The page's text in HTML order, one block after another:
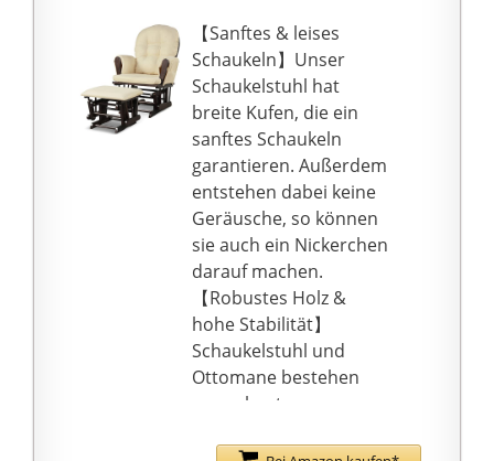
SIMPLER STUHL: Durch
die stilvolle Grau-Weiß-
Farbkombination fügt
sich dieser
Schaukelstuhl perfekt in
Ihre Räume ein. Stellen
Sie ihn ins
Wohnzimmer, um
komfortabel
fernzusehen; auf den
Balkon, um die frische
Luft in vollen Zügen zu
genießen; ins
Babyzimmer, um Ihr
Baby in den Schlaf zu
IHRE BEDÜRFNISSE
【Sanftes & leises
Schaukeln】Unser
Schaukelstuhl hat
breite Kufen, die ein
sanftes Schaukeln
garantieren. Außerdem
entstehen dabei keine
Geräusche, so können
sie auch ein Nickerchen
darauf machen.
【Robustes Holz &
hohe Stabilität】
Schaukelstuhl und
Ottomane bestehen
aus robustem